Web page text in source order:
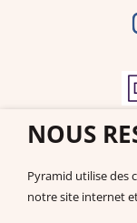
NOUS
Pyramid utilise des
notre site internet